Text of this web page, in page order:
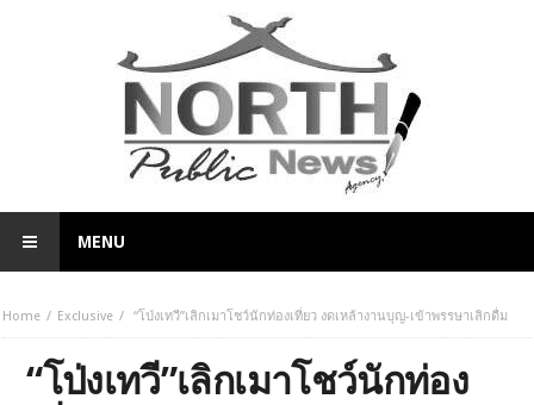
MENU
Home Exclusive “โป่งเทวี”เลิกเมาโชว์นักท่องเที่ยว งดเหล้างานบุญ-เข้าพรรษาเลิกดื่ม
“โป่งเทวี”เลิกเมาโชว์นักท่อง